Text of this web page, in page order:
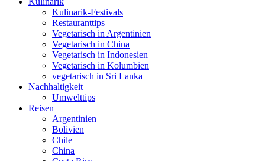
Kulinarik-Festivals
Restauranttips
Vegetarisch in Argentinien
Vegetarisch in China
Vegetarisch in Indonesien
Vegetarisch in Kolumbien
vegetarisch in Sri Lanka
Nachhaltigkeit
Umwelttips
Reisen
Argentinien
Bolivien
Chile
China